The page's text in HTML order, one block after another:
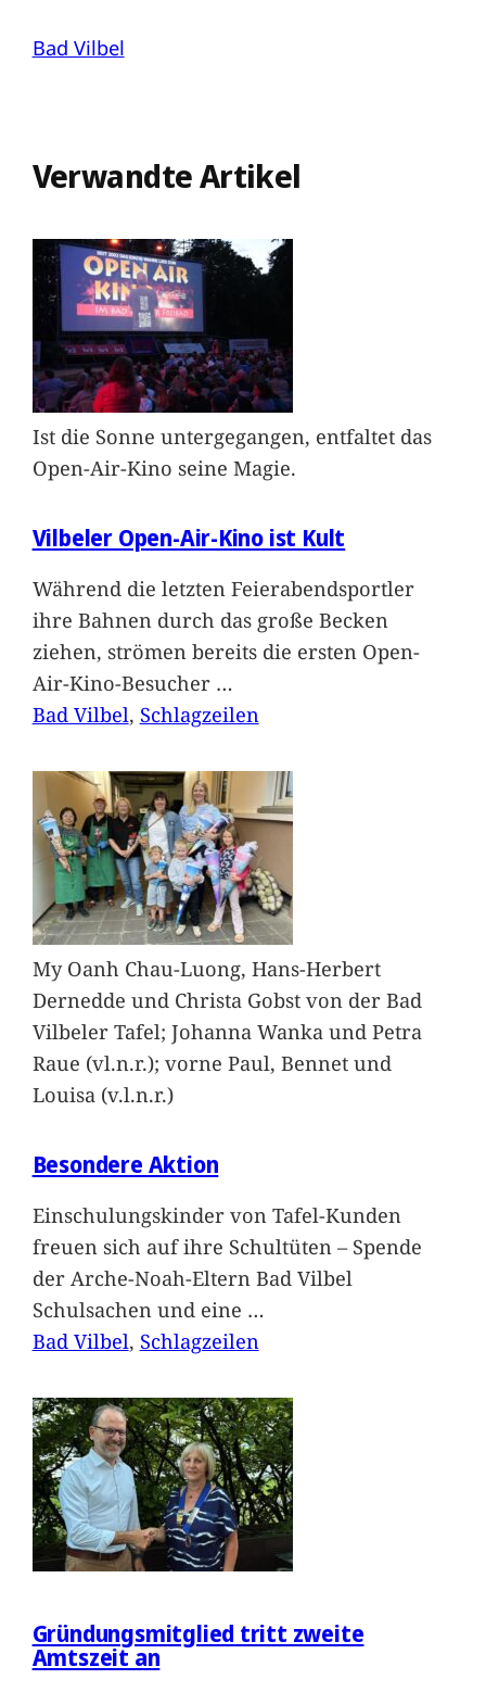
Bad Vilbel
Verwandte Artikel
Ist die Sonne untergegangen, entfaltet das
Open-Air-Kino seine Magie.
Vilbeler Open-Air-Kino ist Kult
Während die letzten Feierabendsportler
ihre Bahnen durch das große Becken
ziehen, strömen bereits die ersten Open-
Air-Kino-Besucher …
Bad Vilbel, Schlagzeilen
My Oanh Chau-Luong, Hans-Herbert
Dernedde und Christa Gobst von der Bad
Vilbeler Tafel; Johanna Wanka und Petra
Raue (vl.n.r.); vorne Paul, Bennet und
Louisa (v.l.n.r.)
Besondere Aktion
Einschulungskinder von Tafel-Kunden
freuen sich auf ihre Schultüten – Spende
der Arche-Noah-Eltern Bad Vilbel
Schulsachen und eine …
Bad Vilbel, Schlagzeilen
Gründungsmitglied tritt zweite
Amtszeit an